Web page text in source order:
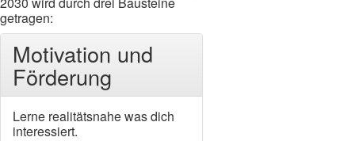
getragen:
Motivation und
Förderung
Lerne realitätsnahe was dich
interessiert.